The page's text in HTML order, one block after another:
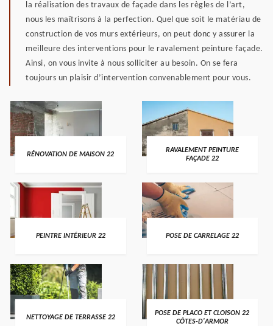
la réalisation des travaux de façade dans les règles de l’art,
nous les maîtrisons à la perfection. Quel que soit le matériau de
construction de vos murs extérieurs, on peut donc y assurer la
meilleure des interventions pour le ravalement peinture façade.
Ainsi, on vous invite à nous solliciter au besoin. On se fera
toujours un plaisir d’intervention convenablement pour vous.
RÉNOVATION DE MAISON 22
RAVALEMENT PEINTURE
FAÇADE 22
PEINTRE INTÉRIEUR 22 POSE DE CARRELAGE 22
NETTOYAGE DE TERRASSE 22
POSE DE PLACO ET CLOISON 22
CÔTES-D'ARMOR